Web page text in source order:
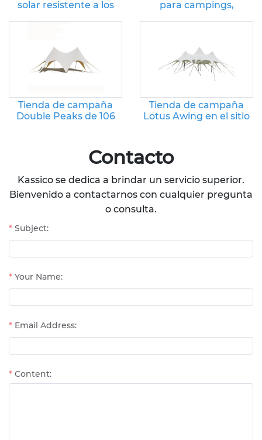
solar resistente a los
para campings,
Tienda de campaña
Double Peaks de 106
Tienda de campaña
Lotus Awing en el sitio
Contacto
Kassico se dedica a brindar un servicio superior.
Bienvenido a contactarnos con cualquier pregunta
o consulta.
Subject:
Your Name:
Email Address:
Content: